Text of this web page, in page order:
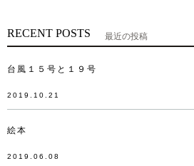
RECENT POSTS 最近の投稿
台風１５号と１９号
2019.10.21
絵本
2019.06.08